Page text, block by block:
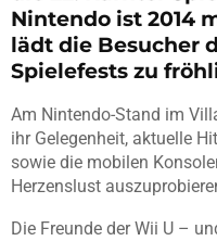
Nintendo ist 2014
lädt die Besucher
Spielefests zu
Am Nintendo-Stand im
ihr Gelegenheit, aktuelle
sowie die mobilen
Herzenslust
Die Freunde der Wii U –